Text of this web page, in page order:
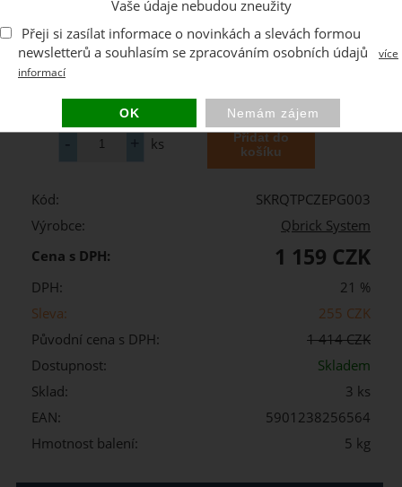
ks
Kód:
SKRQTPCZEPG003
Výrobce:
Qbrick System
Cena s DPH:
1 159 CZK
DPH:
21 %
Sleva:
255 CZK
Původní cena s DPH:
1 414 CZK
Dostupnost:
Skladem
Sklad:
3 ks
EAN:
5901238256564
Hmotnost balení:
5 kg
Vaše údaje nebudou zneužity
Přeji si zasílat informace o novinkách a slevách formou
newsletterů a souhlasím se zpracováním osobních údajů
více
informací